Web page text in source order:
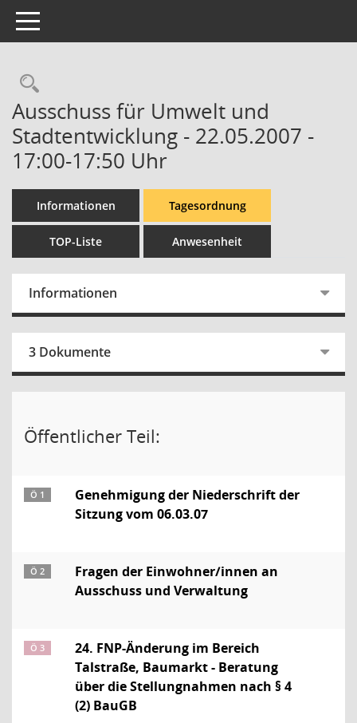
Toggle navigation
Rechercheauswahl
Ausschuss für Umwelt und
Stadtentwicklung - 22.05.2007 -
17:00-17:50 Uhr
Informationen Tagesordnung
TOP-Liste Anwesenheit
Informationen
3 Dokumente
Öffentlicher Teil:
Ö 1
Genehmigung der Niederschrift der
Sitzung vom 06.03.07
Ö 2
Fragen der Einwohner/innen an
Ausschuss und Verwaltung
Ö 3
24. FNP-Änderung im Bereich
Talstraße, Baumarkt - Beratung
über die Stellungnahmen nach § 4
(2) BauGB